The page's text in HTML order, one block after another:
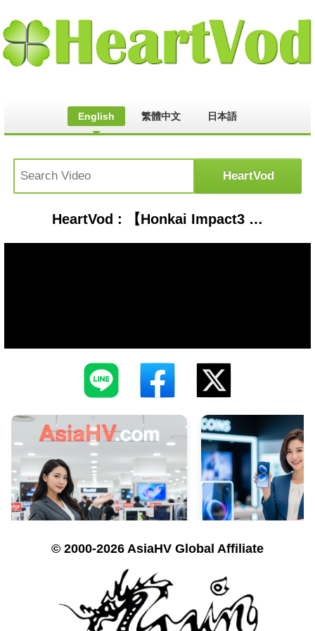
English 繁體中文 日本語
HeartVod : 【Honkai Impact3 MMD】Lamb/Yea sakura＆Kallen
© 2000-2026 AsiaHV Global Affiliate